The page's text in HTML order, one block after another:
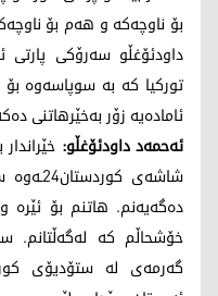
بۆ ناوچەکە و هەم بۆ
داودئۆغڵو سەرۆکی پارتی
ئامادەیە زۆر بەخێرهاتنی
ئەحمەد داودئۆغڵو:
شاشەی
دەگەیەنم. هاتنم بۆ ئێرە
خۆشحاڵم کە لەگەڵتانم.